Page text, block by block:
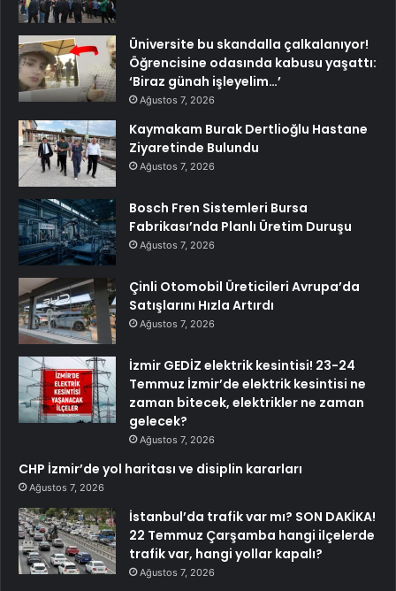
Üniversite bu skandalla çalkalanıyor!
Öğrencisine odasında kabusu yaşattı:
‘Biraz günah işleyelim…’
Ağustos 7, 2026
Kaymakam Burak Dertlioğlu Hastane
Ziyaretinde Bulundu
Ağustos 7, 2026
Bosch Fren Sistemleri Bursa
Fabrikası’nda Planlı Üretim Duruşu
Ağustos 7, 2026
Çinli Otomobil Üreticileri Avrupa’da
Satışlarını Hızla Artırdı
Ağustos 7, 2026
İzmir GEDİZ elektrik kesintisi! 23-24
Temmuz İzmir’de elektrik kesintisi ne
zaman bitecek, elektrikler ne zaman
gelecek?
Ağustos 7, 2026
CHP İzmir’de yol haritası ve disiplin kararları
Ağustos 7, 2026
İstanbul’da trafik var mı? SON DAKİKA!
22 Temmuz Çarşamba hangi ilçelerde
trafik var, hangi yollar kapalı?
Ağustos 7, 2026